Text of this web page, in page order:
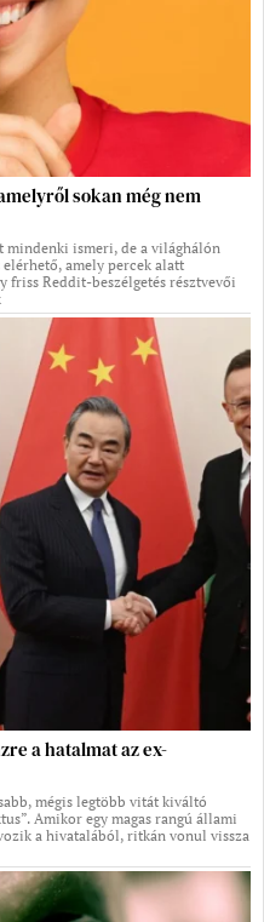
sokan még nem
mindenki ismeri, de a világhálón
amely percek alatt
friss Reddit-beszélgetés résztvevői
a hatalmat az ex-
mégis legtöbb vitát kiváltó
Amikor egy magas rangú állami
a hivatalából, ritkán vonul vissza